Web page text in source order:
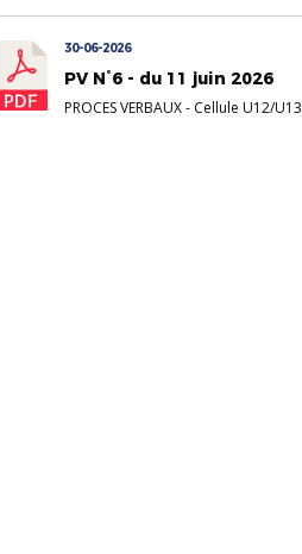
30-06-2026
PV N°6 - du 11 juin 2026
PROCES VERBAUX- Cellule U12/U13